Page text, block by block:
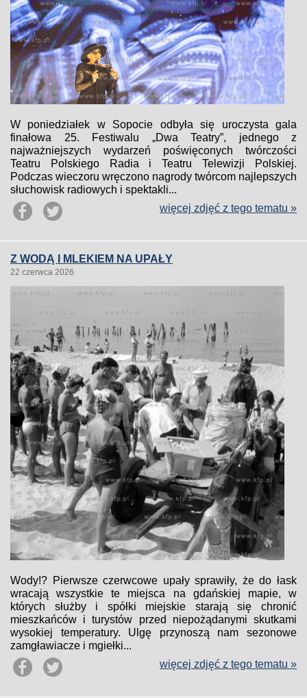
W poniedziałek w Sopocie odbyła się uroczysta gala
finałowa 25. Festiwalu „Dwa Teatry”, jednego z
najważniejszych wydarzeń poświęconych twórczości
Teatru Polskiego Radia i Teatru Telewizji Polskiej.
Podczas wieczoru wręczono nagrody twórcom najlepszych
słuchowisk radiowych i spektakli...
więcej zdjęć z tego tematu »
Z WODĄ I MLEKIEM NA UPAŁY
22 czerwca 2026
Wody!? Pierwsze czerwcowe upały sprawiły, że do łask
wracają wszystkie te miejsca na gdańskiej mapie, w
których służby i spółki miejskie starają się chronić
mieszkańców i turystów przed niepożądanymi skutkami
wysokiej temperatury. Ulgę przynoszą nam sezonowe
zamgławiacze i mgiełki...
więcej zdjęć z tego tematu »